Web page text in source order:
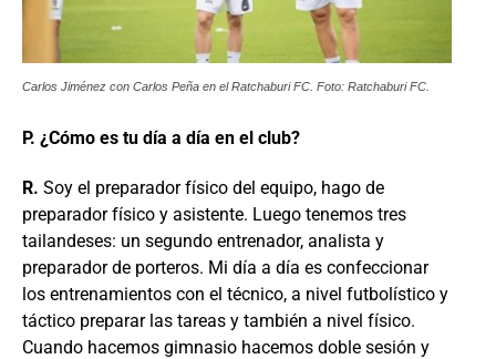
Carlos Jiménez con Carlos Peña en el Ratchaburi FC. Foto: Ratchaburi FC.
P. ¿Cómo es tu día a día en el club?
R. Soy el preparador físico del equipo, hago de
preparador físico y asistente. Luego tenemos tres
tailandeses: un segundo entrenador, analista y
preparador de porteros. Mi día a día es confeccionar
los entrenamientos con el técnico, a nivel futbolístico y
táctico preparar las tareas y también a nivel físico.
Cuando hacemos gimnasio hacemos doble sesión y